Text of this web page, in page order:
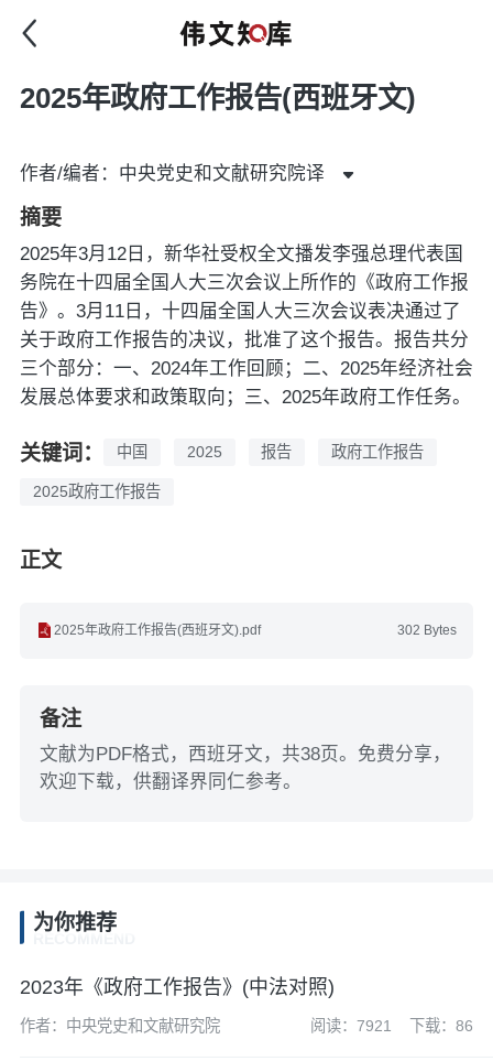
2025年政府工作报告(西班牙文)
作者/编者：中央党史和文献研究院译
摘要
2025年3月12日，新华社受权全文播发李强总理代表国
务院在十四届全国人大三次会议上所作的《政府工作报
告》。3月11日，十四届全国人大三次会议表决通过了
关于政府工作报告的决议，批准了这个报告。报告共分
三个部分：一、2024年工作回顾；二、2025年经济社会
发展总体要求和政策取向；三、2025年政府工作任务。
关键词： 中国 2025 报告 政府工作报告
2025政府工作报告
正文
302 Bytes
2025年政府工作报告(西班牙文).pdf
备注
文献为PDF格式，西班牙文，共38页。免费分享，
欢迎下载，供翻译界同仁参考。
为你推荐
2023年《政府工作报告》(中法对照)
作者：中央党史和文献研究院 阅读：7921 下载：86